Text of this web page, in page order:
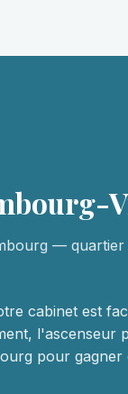
—
cabinet est
l'ascenseur
pour